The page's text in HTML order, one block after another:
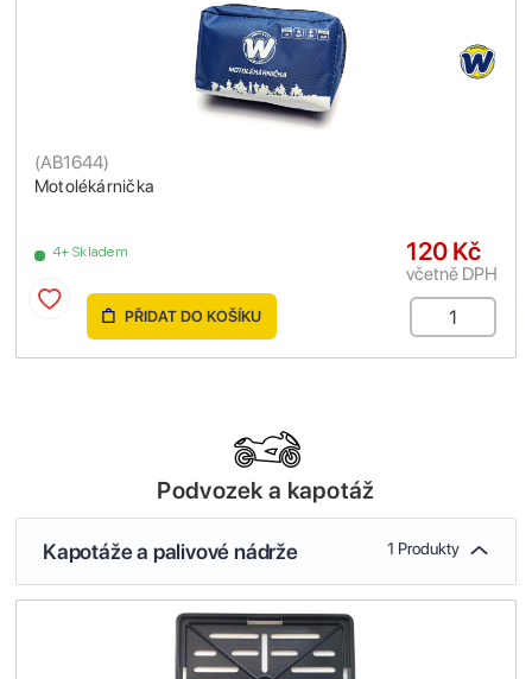
Motolékárnička
(AB1644)
4+ Skladem 120 Kč
včetně DPH
PŘIDAT DO KOŠÍKU
Podvozek a kapotáž
Kapotáže a palivové nádrže 1 Produkty